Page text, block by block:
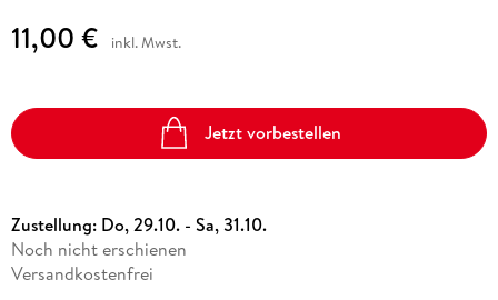
11,00 € inkl. Mwst.
Jetzt vorbestellen
Zustellung: Do, 29.10. - Sa, 31.10.
Noch nicht erschienen
Versandkostenfrei